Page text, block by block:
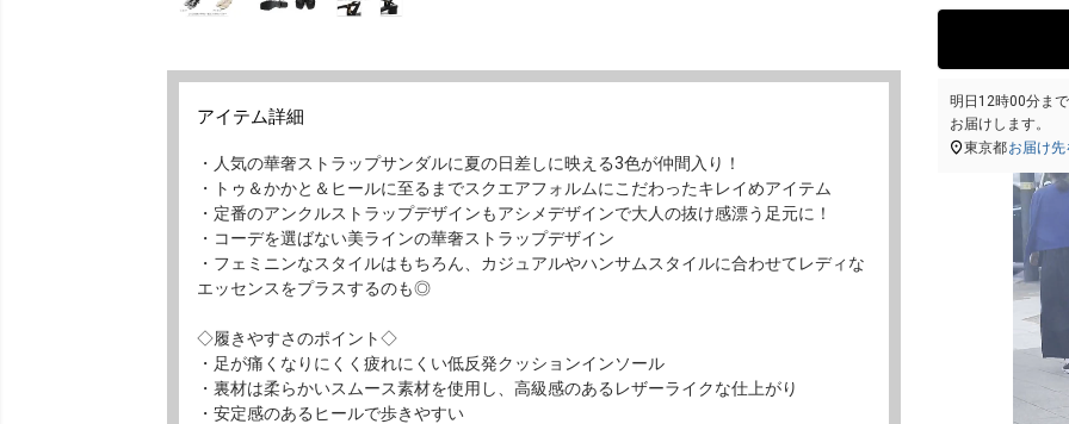
アイテム詳細
・人気の華奢ストラップサンダルに夏の日差しに映える3色が仲間入り！
・トゥ＆かかと＆ヒールに至るまでスクエアフォルムにこだわったキレイめアイテム
・定番のアンクルストラップデザインもアシメデザインで大人の抜け感漂う足元に！
・コーデを選ばない美ラインの華奢ストラップデザイン
・フェミニンなスタイルはもちろん、カジュアルやハンサムスタイルに合わせてレディな
エッセンスをプラスするのも◎
◇履きやすさのポイント◇
・足が痛くなりにくく疲れにくい低反発クッションインソール
・裏材は柔らかいスムース素材を使用し、高級感のあるレザーライクな仕上がり
・安定感のあるヒールで歩きやすい
明日 12時00分ま
お届けします。
東京都お届け